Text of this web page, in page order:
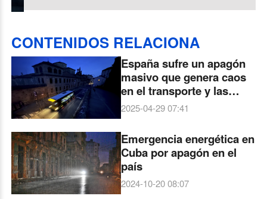
CONTENIDOS RELACIONA
España sufre un apagón
masivo que genera caos
en el transporte y las
comunicaciones
2025-04-29 07:41
Emergencia energética en
Cuba por apagón en el
país
2024-10-20 08:07